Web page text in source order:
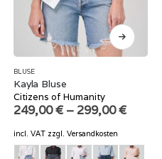
BLUSE
Kayla Bluse
Citizens of Humanity
249,00€ – 299,00€
incl. VAT zzgl. Versandkosten